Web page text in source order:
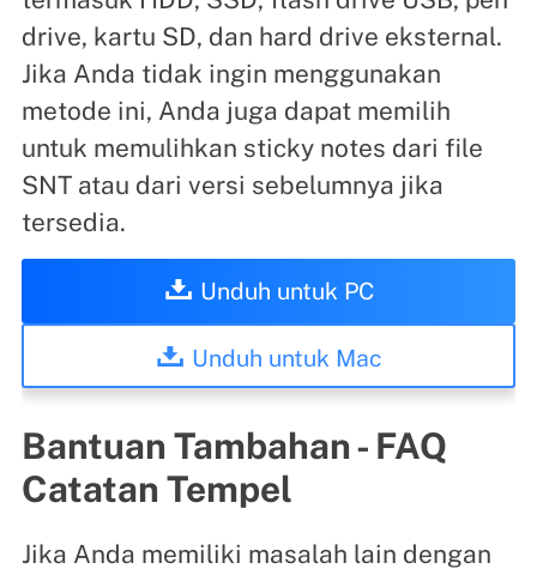
drive, kartu SD, dan hard drive eksternal.
Jika Anda tidak ingin menggunakan
metode ini, Anda juga dapat memilih
untuk memulihkan sticky notes dari file
SNT atau dari versi sebelumnya jika
tersedia.
Unduh untuk PC
Unduh untuk Mac
Bantuan Tambahan - FAQ
Catatan Tempel
Jika Anda memiliki masalah lain dengan